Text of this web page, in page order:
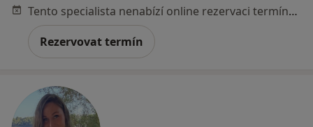
Tento specialista nenabízí online rezervaci termínu na této adrese.
Rezervovat termín